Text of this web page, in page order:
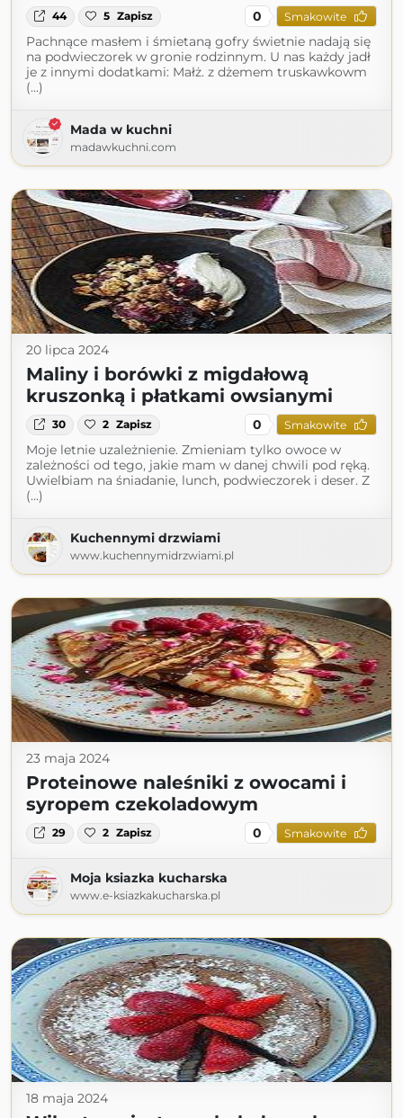
44 5 Zapisz 0 Smakowite
Pachnące masłem i śmietaną gofry świetnie nadają się
na podwieczorek w gronie rodzinnym. U nas każdy jadł
je z innymi dodatkami: Małż. z dżemem truskawkowm
(...)
Mada w kuchni
madawkuchni.com
20 lipca 2024
Maliny i borówki z migdałową
kruszonką i płatkami owsianymi
30 2 Zapisz 0 Smakowite
Moje letnie uzależnienie. Zmieniam tylko owoce w
zależności od tego, jakie mam w danej chwili pod ręką.
Uwielbiam na śniadanie, lunch, podwieczorek i deser. Z
(...)
Kuchennymi drzwiami
www.kuchennymidrzwiami.pl
23 maja 2024
Proteinowe naleśniki z owocami i
syropem czekoladowym
29 2 Zapisz 0 Smakowite
Moja ksiazka kucharska
www.e-ksiazkakucharska.pl
18 maja 2024